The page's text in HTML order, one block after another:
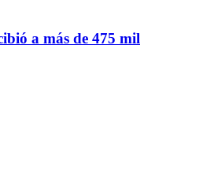
a más de 475 mil